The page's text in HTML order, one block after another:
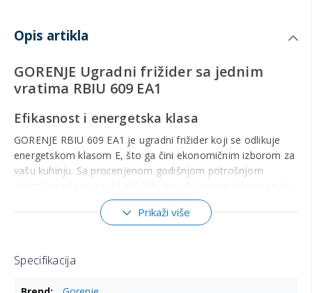
Opis artikla
GORENJE Ugradni frižider sa jednim
vratima RBIU 609 EA1
Efikasnost i energetska klasa
GORENJE RBIU 609 EA1 je ugradni frižider koji se odlikuje
energetskom klasom E, što ga čini ekonomičnim izborom za
vašu kuhinju. Sa procenjenom godišnjom potrošnjom
smanji troškove energije.
Kapacitet i unutrašnji prostor
namenjenih frižiderskom prostoru i 17 litara za zamrzivački
Prikaži više
Specifikacija